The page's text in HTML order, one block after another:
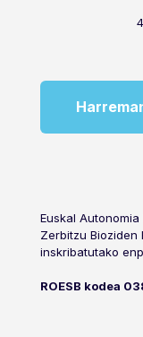
Euskal
Zerbitzu Bioziden
inskribatutako
ROESB kodea